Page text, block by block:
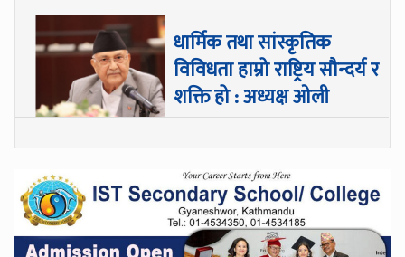
धार्मिक तथा सांस्कृतिक
विविधता हाम्रो राष्ट्रिय सौन्दर्य र
शक्ति हो : अध्यक्ष ओली